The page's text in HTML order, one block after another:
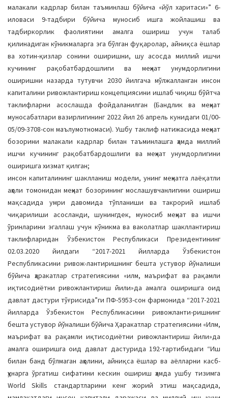
малакали кадрлар билан таъминлаш бўйича «йўл харитаси»” 6-
иловаси 9-тадбири бўйича муносиб ишга жойлашиш ва
тадбиркорлик фаолиятини амалга ошириш учун талаб
қилинадиган кўникмаларга эга бўлган фуқаролар, айниқса ёшлар
ва хотин-қизлар сонини оширишни, шу асосда миллий ишчи
кучининг рақобатбардошлиги ва меҳнат унумдорлигини
оширишни назарда тутувчи 2030 йилгача мўлжалланган инсон
капиталини ривожлантириш концепциясини ишлаб чиқиш бўйтча
таклифларни асослашда фойдаланилган (Бандлик ва меҳнат
муносабатлари вазирлигининг 2022 йил 26 апрель кунидаги 01/00-
05/09-3708-сон маълумотномаси). Ушбу таклиф натижасида меҳнат
бозорини малакали кадрлар билан таъминлашга ҳамда миллий
ишчи кучининг рақобатбардошлиги ва меҳнат унумдорлигини
оширишга хизмат қилган;
инсон капиталининг шаклланиш модели, унинг меҳнатга лаёқатли
аҳоли томонидан меҳнат бозорининг мослашувчанлигини ошириш
мақсадида умри давомида тўпланиши ва такрорий ишлаб
чиқарилиши асосланди, шунингдек, муносиб меҳнат ва ишчи
ўринларини эгаллаш учун кўникма ва ваколатлар шакллантириш
таклифларидан Ўзбекистон Республикаси Президентининг
02.03.2020 йилдаги “2017-2021 йилларда Ўзбекистон
Республикасини ривож-лантиришнинг бешта устувор йўналиши
бўйича ҳаракатлар стратегиясини «илм, маърифат ва рақамли
иқтисодиётни ривожлантириш йили»да амалга оширишга оид
давлат дастури тўғрисида”ги ПФ-5953-сон фармонида “2017-2021
йилларда Ўзбекистон Республикасини ривожланти-ришнинг
бешта устувор йўналиши бўйича Ҳаракатлар стратегиясини «Илм,
маърифат ва рақамли иқтисодиётни ривожлантириш йили»да
амалга оширишга оид давлат дастурида 192-тартибидаги “Иш
билан банд бўлмаган аҳолини, айниқса ёшлар ва аёлларни касб-
ҳунарга ўргатиш сифатини кескин ошириш ҳамда ушбу тизимга
World Skills стандартларини кенг жорий этиш мақсадида,